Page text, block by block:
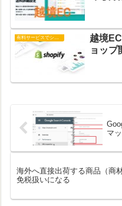
有料サービスでショップ運営
越境
ョップ
マ
海外へ直接出荷する商品（商
免税扱いになる